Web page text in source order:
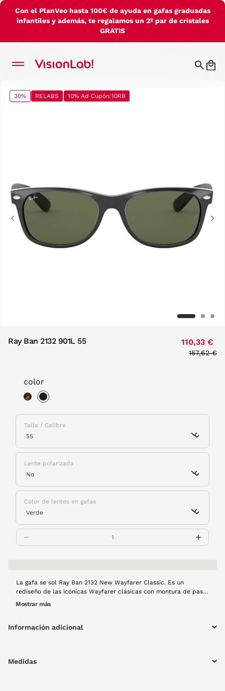
Con el PlanVeo hasta 100€ de ayuda en gafas graduadas
infantiles y además, te regalamos un 2º par de cristales
GRATIS
30% RELABS 10% Ad Cupón:10RB
Previous
Ray Ban 2132 901L 55 110,33 €
Price
157,62 €
color
Talla / Calibre
Lente polarizada
Color de lentes en gafas
La gafa se sol Ray Ban 2132 New Wayfarer Classic. Es un
rediseño de las icónicas Wayfarer clásicas con montura de pasta
en color trasnparente y lentes azules.
Mostrar más
Información adicional
Medidas